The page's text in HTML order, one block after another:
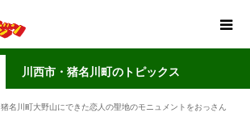
川西市・猪名川町のトピックス
猪名川町大野山にできた恋人の聖地のモニュメントをおっさん